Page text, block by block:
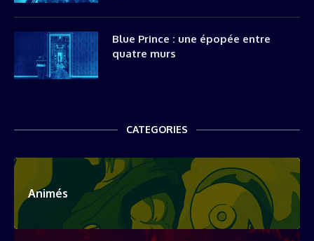
Blue Prince : une épopée entre
quatre murs
CATEGORIES
Animés